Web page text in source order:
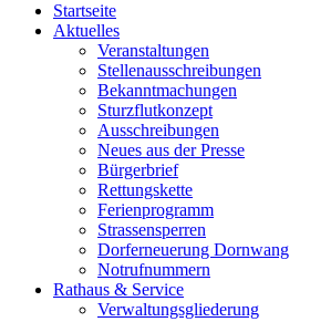
Startseite
Aktuelles
Veranstaltungen
Stellenausschreibungen
Bekanntmachungen
Sturzflutkonzept
Ausschreibungen
Neues aus der Presse
Bürgerbrief
Rettungskette
Ferienprogramm
Strassensperren
Dorferneuerung Dornwang
Notrufnummern
Rathaus & Service
Verwaltungsgliederung